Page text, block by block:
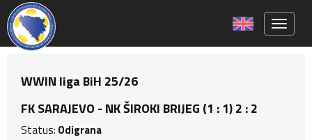
WWIN liga BiH 25/26
FK SARAJEVO - NK ŠIROKI BRIJEG (1 : 1) 2 : 2
Status: Odigrana